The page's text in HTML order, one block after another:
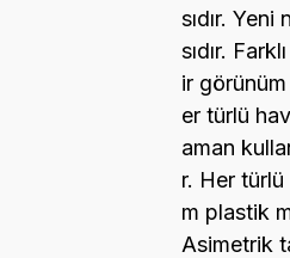
sıdır.
sıdır.
ir görünüm
er türlü
aman
r. Her türlü
m plastik
Asimetrik